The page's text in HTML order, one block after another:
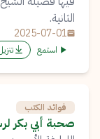
الثانية.
2025-07-01
استمع
فوائد الكتب
صحبة أبي بكر